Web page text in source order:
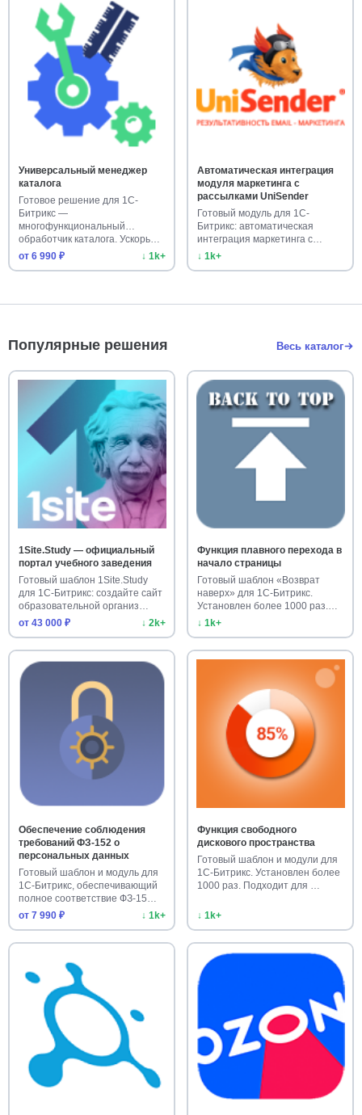
Универсальный менеджер
каталога
Готовое решение для 1С-
Битрикс —
многофункциональный
обработчик каталога. Ускорь…
от 6 990 ₽
↓ 1k+
Автоматическая интеграция
модуля маркетинга с
рассылками UniSender
Готовый модуль для 1С-
Битрикс: автоматическая
интеграция маркетинга с
UniSender.…
↓ 1k+
Популярные решения Весь каталог
1Site.Study — официальный
портал учебного заведения
Готовый шаблон 1Site.Study
для 1С-Битрикс: создайте сайт
образовательной организ…
от 43 000 ₽
↓ 2k+
Функция плавного перехода в
начало страницы
Готовый шаблон «Возврат
наверх» для 1С-Битрикс.
Установлен более 1000 раз.
Улучш…
↓ 1k+
Обеспечение соблюдения
требований ФЗ-152 о
персональных данных
Готовый шаблон и модуль для
1С-Битрикс, обеспечивающий
полное соответствие ФЗ-15…
от 7 990 ₽
↓ 1k+
Функция свободного
дискового пространства
Готовый шаблон и модули для
1С-Битрикс. Установлен более
1000 раз. Подходит для …
↓ 1k+